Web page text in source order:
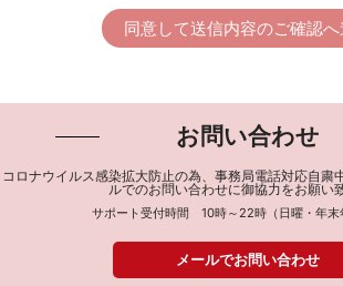
お問い合わせ
コロナウイルス感染拡大防止の為、事務局電話対応自粛
ルでのお問い合わせに御協力をお願い
サポート受付時間 10時～22時（日曜・年末
メールでお問い合わせ